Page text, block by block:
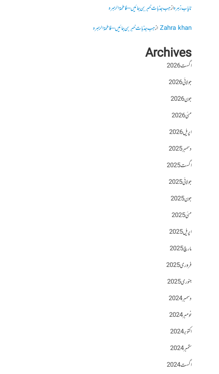
نایاب زہرہازجب جذبات خبر بن جائیں – فاطمۃالزہرہ
Zahra khanازجب جذبات خبر بن جائیں – فاطمۃالزہرہ
Archives
اگست 2026
جولائی 2026
جون 2026
مئی 2026
اپریل 2026
دسمبر 2025
اگست 2025
جولائی 2025
جون 2025
مئی 2025
اپریل 2025
مارچ 2025
فروری 2025
جنوری 2025
دسمبر 2024
نومبر 2024
اکتوبر 2024
ستمبر 2024
اگست 2024